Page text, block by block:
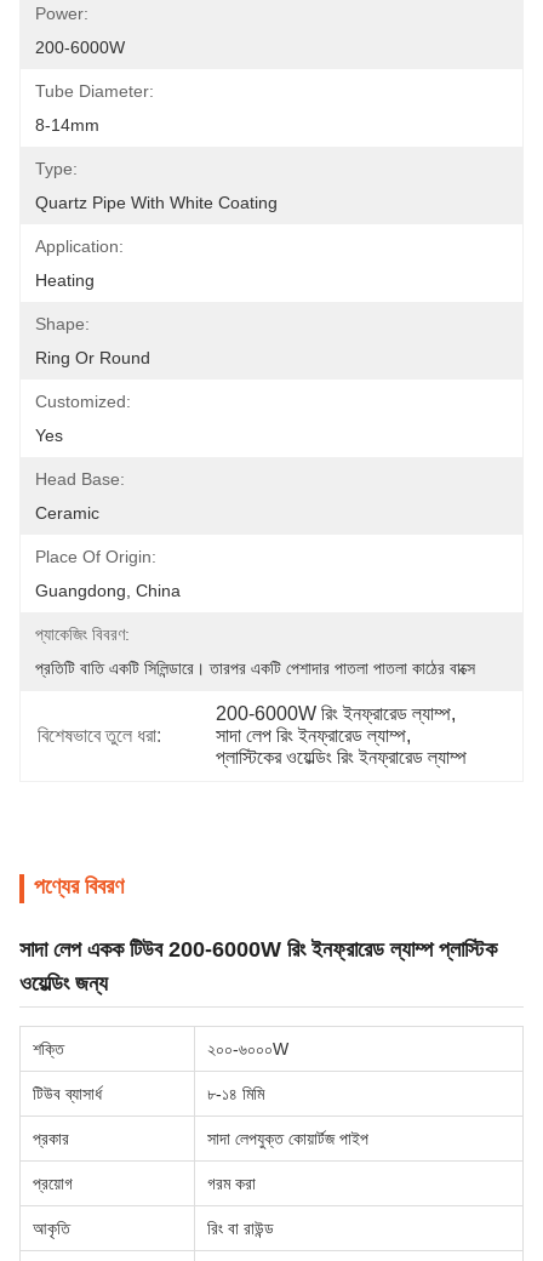
Power:
200-6000W
Tube Diameter:
8-14mm
Type:
Quartz Pipe With White Coating
Application:
Heating
Shape:
Ring Or Round
Customized:
Yes
Head Base:
Ceramic
Place Of Origin:
Guangdong, China
প্যাকেজিং বিবরণ:
প্রতিটি বাতি একটি সিলিন্ডারে। তারপর একটি পেশাদার পাতলা পাতলা কাঠের বাক্সে
বিশেষভাবে তুলে ধরা:
200-6000W রিং ইনফ্রারেড ল্যাম্প,
সাদা লেপ রিং ইনফ্রারেড ল্যাম্প,
প্লাস্টিকের ওয়েল্ডিং রিং ইনফ্রারেড ল্যাম্প
পণ্যের বিবরণ
সাদা লেপ একক টিউব 200-6000W রিং ইনফ্রারেড ল্যাম্প প্লাস্টিক
ওয়েল্ডিং জন্য
শক্তি ২০০-৬০০০W
টিউব ব্যাসার্ধ ৮-১৪ মিমি
প্রকার সাদা লেপযুক্ত কোয়ার্টজ পাইপ
প্রয়োগ গরম করা
আকৃতি রিং বা রাউন্ড